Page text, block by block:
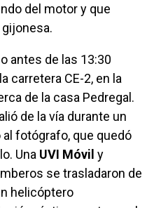
del motor y que
antes de las 13:30
carretera CE-2, en la
de la casa Pedregal.
de la vía durante un
fotógrafo, que quedó
Una UVI Móvil y
se trasladaron de
helicóptero